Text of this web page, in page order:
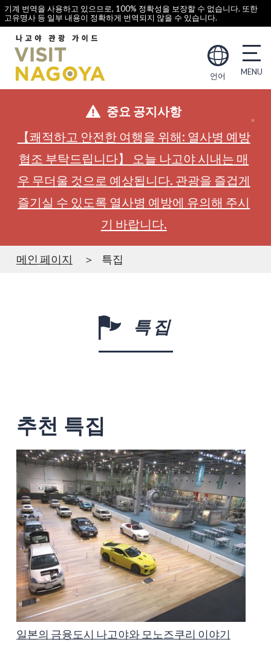
기계 번역을 사용하고 있으므로, 100% 정확성을 보장할 수 없습니다. 또한
고유명사 등 일부 내용이 정확하게 번역되지 않을 수 있습니다.
언어
중요 공지사항
【쾌적하고 안전한 여행을 위해: 열사병 예방
협조 부탁드립니다】 오늘 나고야 시내는 매
우 무더울 것으로 예상됩니다. 관광을 즐겁게
즐기실 수 있도록 열사병 예방에 유의해 주시
기 바랍니다.
메인 페이지 특집
특집
추천 특집
일본의 금융도시 나고야와 모노즈쿠리 이야기
나고야에서 즐기는 연말연시 특집 2024-2025
다양한 매력을 가진 나고야의 시장들
아이치와 나고야의 꽃구경 명소
포토제닉한 나고야
나고야의 영웅이자 천하를 움켜쥔 세 명의 무장,
아동 친화적인 도시, 나고야
나고야와 아이치의 문화재 전통적 제조 기술, 예
나고야시 소개 동영상, 'COOL! NAGOYA'
나고야시 소개 동영상, 'COOL! NAGOYA'